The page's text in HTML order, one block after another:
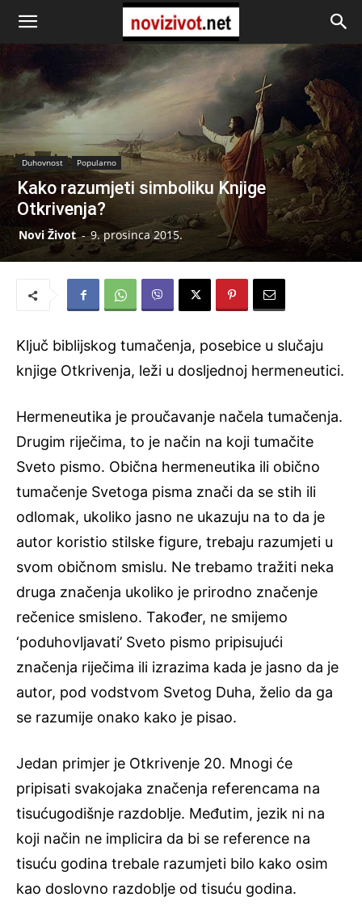
Duhovnost Popularno
Kako razumjeti simboliku Knjige
Otkrivenja?
Novi Život- 9. prosinca 2015.
Ključ biblijskog tumačenja, posebice u slučaju
knjige Otkrivenja, leži u dosljednoj hermeneutici.
Hermeneutika je proučavanje načela tumačenja.
Drugim riječima, to je način na koji tumačite
Sveto pismo. Obična hermeneutika ili obično
tumačenje Svetoga pisma znači da se stih ili
odlomak, ukoliko jasno ne ukazuju na to da je
autor koristio stilske figure, trebaju razumjeti u
svom običnom smislu. Ne trebamo tražiti neka
druga značenja ukoliko je prirodno značenje
rečenice smisleno. Također, ne smijemo
‘poduhovljavati’ Sveto pismo pripisujući
značenja riječima ili izrazima kada je jasno da je
autor, pod vodstvom Svetog Duha, želio da ga
se razumije onako kako je pisao.
Jedan primjer je Otkrivenje 20. Mnogi će
pripisati svakojaka značenja referencama na
tisućugodišnje razdoblje. Međutim, jezik ni na
koji način ne implicira da bi se reference na
tisuću godina trebale razumjeti bilo kako osim
kao doslovno razdoblje od tisuću godina.